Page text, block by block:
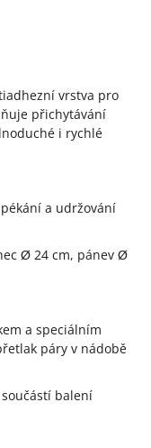
vrstva pro
přichytávání
i rychlé
a udržování
Ø 24 cm, pánev Ø
a speciálním
páry v nádobě
balení